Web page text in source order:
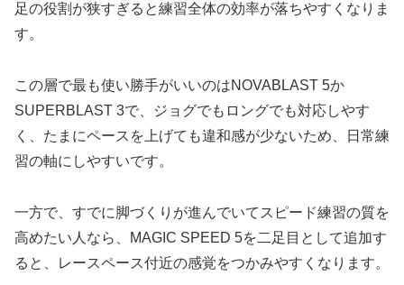
足の役割が狭すぎると練習全体の効率が落ちやすくなりま
す。
この層で最も使い勝手がいいのはNOVABLAST 5か
SUPERBLAST 3で、ジョグでもロングでも対応しやす
く、たまにペースを上げても違和感が少ないため、日常練
習の軸にしやすいです。
一方で、すでに脚づくりが進んでいてスピード練習の質を
高めたい人なら、MAGIC SPEED 5を二足目として追加す
ると、レースペース付近の感覚をつかみやすくなります。